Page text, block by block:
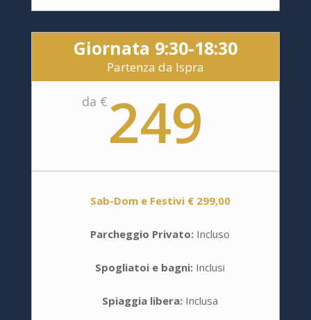
Giornata 9:30-18:30
Partenza da Ispra
da € 249
Sab-Dom e Festivi € 299,00
Parcheggio Privato: Incluso
Spogliatoi e bagni: Inclusi
Spiaggia libera: Inclusa